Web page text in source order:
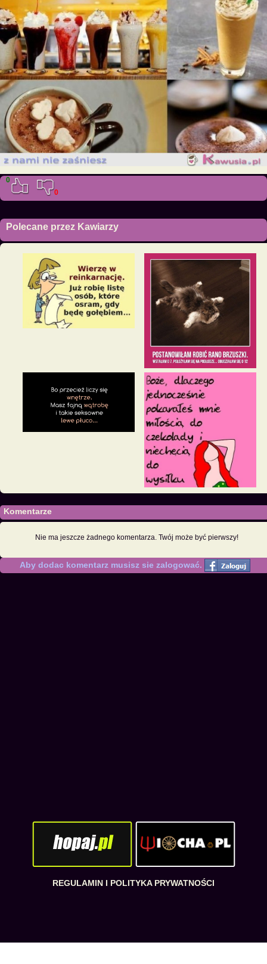
0
0
Polecane przez Kawiarzy
Komentarze
Nie ma jeszcze żadnego komentarza. Twój może być pierwszy!
Aby dodac komentarz musisz sie zalogować.
REGULAMIN I POLITYKA PRYWATNOŚCI